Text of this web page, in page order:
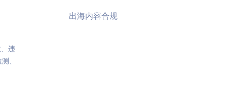
违
、
出海内容合规